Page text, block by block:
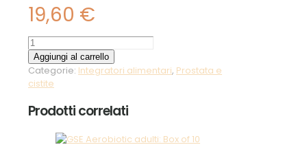
19,60 €
Prostalem
60
capsule-
Lemuria
Aggiungi al carrello
Categorie: Integratori alimentari, Prostata e
cistite
Prodotti correlati